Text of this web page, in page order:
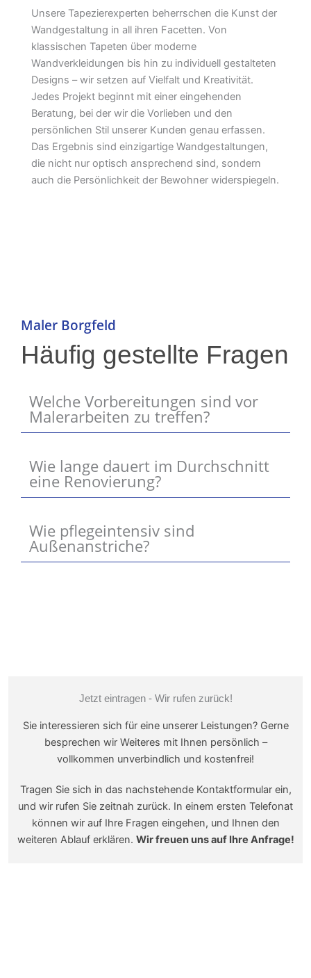
Unsere Tapezierexperten beherrschen die Kunst der
Wandgestaltung in all ihren Facetten. Von
klassischen Tapeten über moderne
Wandverkleidungen bis hin zu individuell gestalteten
Designs – wir setzen auf Vielfalt und Kreativität.
Jedes Projekt beginnt mit einer eingehenden
Beratung, bei der wir die Vorlieben und den
persönlichen Stil unserer Kunden genau erfassen.
Das Ergebnis sind einzigartige Wandgestaltungen,
die nicht nur optisch ansprechend sind, sondern
auch die Persönlichkeit der Bewohner widerspiegeln.
Maler Borgfeld
Häufig gestellte Fragen
Welche Vorbereitungen sind vor
Malerarbeiten zu treffen?
Wie lange dauert im Durchschnitt
eine Renovierung?
Wie pflegeintensiv sind
Außenanstriche?
Jetzt eintragen - Wir rufen zurück!
Sie interessieren sich für eine unserer Leistungen? Gerne
besprechen wir Weiteres mit Ihnen persönlich –
vollkommen unverbindlich und kostenfrei!
Tragen Sie sich in das nachstehende Kontaktformular ein,
und wir rufen Sie zeitnah zurück. In einem ersten Telefonat
können wir auf Ihre Fragen eingehen, und Ihnen den
weiteren Ablauf erklären. Wir freuen uns auf Ihre Anfrage!